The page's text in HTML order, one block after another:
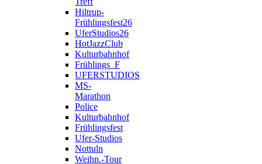
Hiltrup-
Frühlingsfest26
UferStudios26
HotJazzClub
Kulturbahnhof
Frühlings_F
UFERSTUDIOS
MS-
Marathon
Police
Kulturbahnhof
Frühlingsfest
Ufer-Studios
Nottuln
Weihn.-Tour